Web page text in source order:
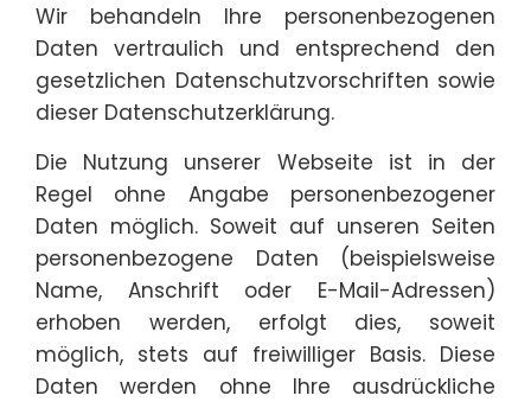
Wir behandeln Ihre personenbezogenen
Daten vertraulich und entsprechend den
gesetzlichen Datenschutzvorschriften sowie
dieser Datenschutzerklärung.
Die Nutzung unserer Webseite ist in der
Regel ohne Angabe personenbezogener
Daten möglich. Soweit auf unseren Seiten
personenbezogene Daten (beispielsweise
Name, Anschrift oder E-Mail-Adressen)
erhoben werden, erfolgt dies, soweit
möglich, stets auf freiwilliger Basis. Diese
Daten werden ohne Ihre ausdrückliche